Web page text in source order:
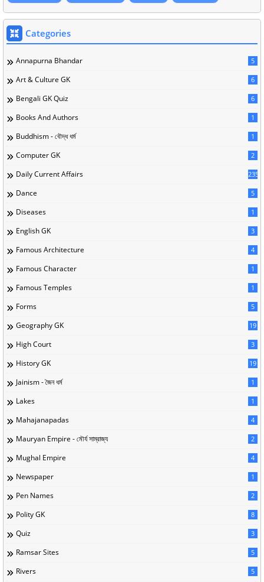
Categories
Annapurna Bhandar 5
Art & Culture GK 6
Bengali GK Quiz 6
Books And Authors 1
Buddhism - বৌদ্ধ ধর্ম 1
Computer GK 2
Daily Current Affairs 235
Dance 5
Diseases 1
English GK 3
Famous Architecture 4
Famous Character 1
Famous Temples 1
Forms 5
Geography GK 19
High Court 3
History GK 19
Jainism - জৈন ধর্ম 1
Lakes 1
Mahajanapadas 4
Mauryan Empire - মৌর্য সাম্রাজ্য 2
Mughal Empire 4
Newspaper 1
Pen Names 2
Polity GK 8
Quiz 3
Ramsar Sites 5
Rivers 5